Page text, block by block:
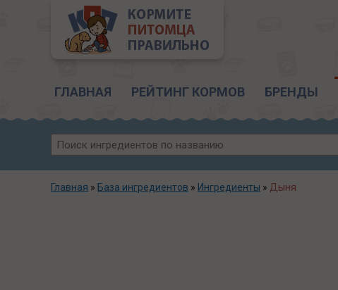
ГЛАВНАЯ РЕЙТИНГ КОРМОВ БРЕНДЫ
Главная » База ингредиентов » Ингредиенты » Дыня